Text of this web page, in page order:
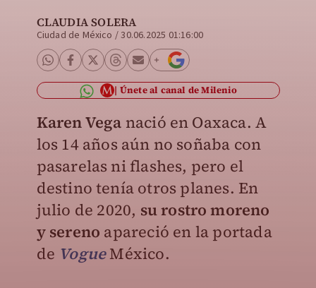
CLAUDIA SOLERA
Ciudad de México /30.06.2025 01:16:00
Únete al canal de Milenio
Karen Vega nació en Oaxaca. A
los 14 años aún no soñaba con
pasarelas ni flashes, pero el
destino tenía otros planes. En
julio de 2020, su rostro moreno
y sereno apareció en la portada
de VogueMéxico.